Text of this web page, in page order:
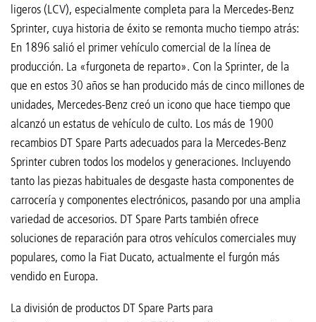
ligeros (LCV), especialmente completa para la Mercedes-Benz
Sprinter, cuya historia de éxito se remonta mucho tiempo atrás:
En 1896 salió el primer vehículo comercial de la línea de
producción. La «furgoneta de reparto». Con la Sprinter, de la
que en estos 30 años se han producido más de cinco millones de
unidades, Mercedes-Benz creó un icono que hace tiempo que
alcanzó un estatus de vehículo de culto. Los más de 1900
recambios DT Spare Parts adecuados para la Mercedes-Benz
Sprinter cubren todos los modelos y generaciones. Incluyendo
tanto las piezas habituales de desgaste hasta componentes de
carrocería y componentes electrónicos, pasando por una amplia
variedad de accesorios. DT Spare Parts también ofrece
soluciones de reparación para otros vehículos comerciales muy
populares, como la Fiat Ducato, actualmente el furgón más
vendido en Europa.
La división de productos DT Spare Parts para